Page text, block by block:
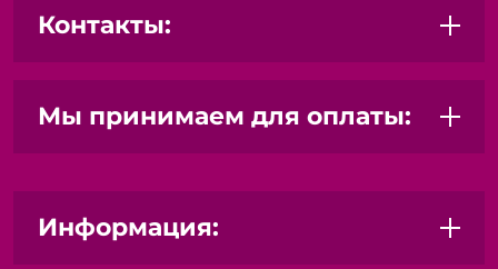
Контакты:
Мы принимаем для оплаты:
Информация: